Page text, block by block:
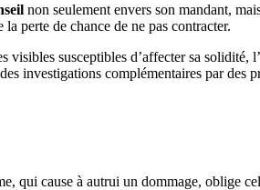
non seulement envers son mandant,
perte de chance de ne pas contracter.
visibles susceptibles d’affecter sa
investigations complémentaires par des
qui cause à autrui un dommage, oblige